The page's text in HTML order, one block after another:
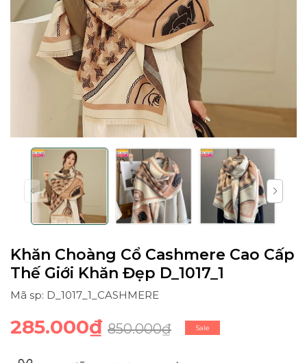
Khăn Choàng Cổ Cashmere Cao Cấp
Thế Giới Khăn Đẹp D_1017_1
Mã sp: D_1017_1_CASHMERE
285.000₫ 850.000₫ Sale